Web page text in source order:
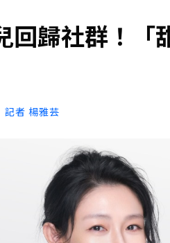
色女星要結婚了！甜嫁「前
回歸社群！「
記者 楊雅芸